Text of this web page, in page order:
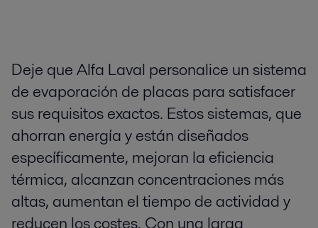
Deje que Alfa Laval personalice un sistema
de evaporación de placas para satisfacer
sus requisitos exactos. Estos sistemas, que
ahorran energía y están diseñados
específicamente, mejoran la eficiencia
térmica, alcanzan concentraciones más
altas, aumentan el tiempo de actividad y
reducen los costes. Con una larga